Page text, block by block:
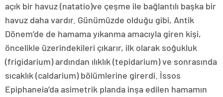
açık bir havuz (natatio)ve çeşme ile bağlantılı başka bir
havuz daha vardır. Günümüzde olduğu gibi, Antik
Dönem’de de hamama yıkanma amacıyla giren kişi,
öncelikle üzerindekileri çıkarır, ilk olarak soğukluk
(frigidarium) ardından ılıklık (tepidarium) ve sonrasında
sıcaklık (caldarium) bölümlerine girerdi. İssos
Epiphaneia’da asimetrik planda inşa edilen hamamın